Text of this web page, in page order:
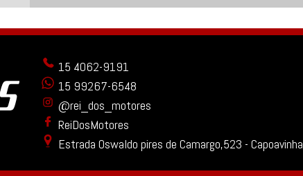
15 4062-9191
15 99267-6548
@rei_dos_motores
ReiDosMotores
Estrada Oswaldo pires de Camargo,523 -